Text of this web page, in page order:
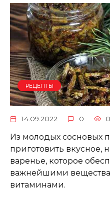
РЕЦЕПТЫ
14.09.2022 0 0
Из молодых сосновых
приготовить вкусное,
варенье, которое
важнейшими
витаминами.